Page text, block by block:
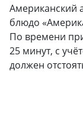
Американский
блюдо
По времени
25 минут, с
должен